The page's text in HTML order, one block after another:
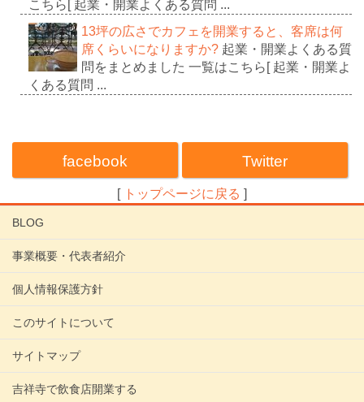
こちら[ 起業・開業よくある質問 ...
13坪の広さでカフェを開業すると、客席は何
席くらいになりますか? 起業・開業よくある質
問をまとめました 一覧はこちら[ 起業・開業よ
くある質問 ...
facebook Twitter
[ トップページに戻る ]
BLOG
事業概要・代表者紹介
個人情報保護方針
このサイトについて
サイトマップ
吉祥寺で飲食店開業する